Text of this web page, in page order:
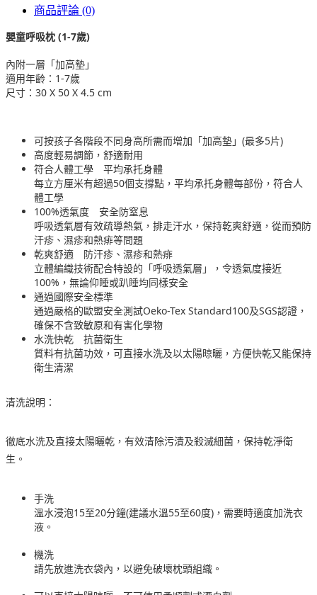
商品評論 (0)
嬰童呼吸枕 (1-7歲)
內附一層「加高墊」
適用年齡：1-7歲
尺寸：30 X 50 X 4.5 cm
可按孩子各階段不同身高所需而增加「加高墊」(最多5片)
高度輕易調節，舒適耐用
符合人體工學 平均承托身體
每立方厘米有超過50個支撐點，平均承托身體每部份，符合人
體工學
100%透氣度 安全防窒息
呼吸透氣層有效疏導熱氣，排走汗水，保持乾爽舒適，從而預防
汗疹、濕疹和熱痱等問題
乾爽舒適 防汗疹、濕疹和熱痱
立體編織技術配合特設的「呼吸透氣層」，令透氣度接近
100%，無論仰睡或趴睡均同樣安全
通過國際安全標準
通過嚴格的歐盟安全測試Oeko-Tex Standard100及SGS認證，
確保不含致敏原和有害化學物
水洗快乾 抗菌衛生
質料有抗菌功效，可直接水洗及以太陽晾曬，方便快乾又能保持
衛生清潔
清洗說明：
徹底水洗及直接太陽曬乾，有效清除污漬及殺滅細菌，保持乾淨衛
生。
手洗
溫水浸泡15至20分鐘(建議水溫55至60度)，需要時適度加洗衣
液。
機洗
請先放進洗衣袋內，以避免破壞枕頭組織。